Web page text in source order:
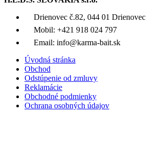
Drienovec č.82, 044 01 Drienovec
Mobil: +421 918 024 797
Email: info@karma-bait.sk
Úvodná stránka
Obchod
Odstúpenie od zmluvy
Reklamácie
Obchodné podmienky
Ochrana osobných údajov